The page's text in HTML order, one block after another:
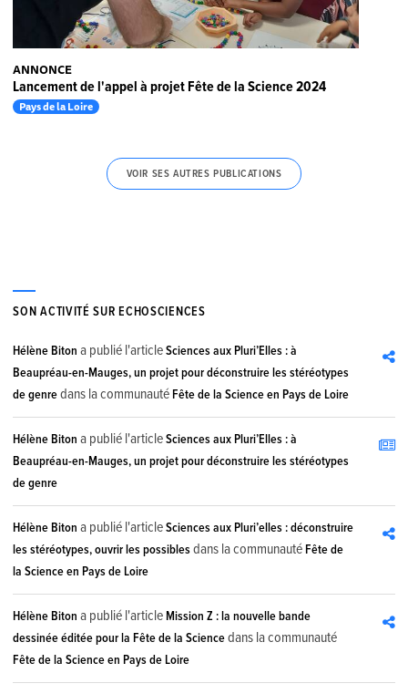
ANNONCE
Lancement de l'appel à projet Fête de la Science 2024
Pays de la Loire
VOIR SES AUTRES PUBLICATIONS
SON ACTIVITÉ SUR ECHOSCIENCES
Hélène Biton a publié l'articleSciences aux Pluri’Elles : à
Beaupréau-en-Mauges, un projet pour déconstruire les stéréotypes
de genredans la communautéFête de la Science en Pays de Loire
Hélène Biton a publié l'articleSciences aux Pluri’Elles : à
Beaupréau-en-Mauges, un projet pour déconstruire les stéréotypes
de genre
Hélène Biton a publié l'articleSciences aux Pluri’elles : déconstruire
les stéréotypes, ouvrir les possibles dans la communautéFête de
la Science en Pays de Loire
Hélène Biton a publié l'articleMission Z : la nouvelle bande
dessinée éditée pour la Fête de la Sciencedans la communauté
Fête de la Science en Pays de Loire